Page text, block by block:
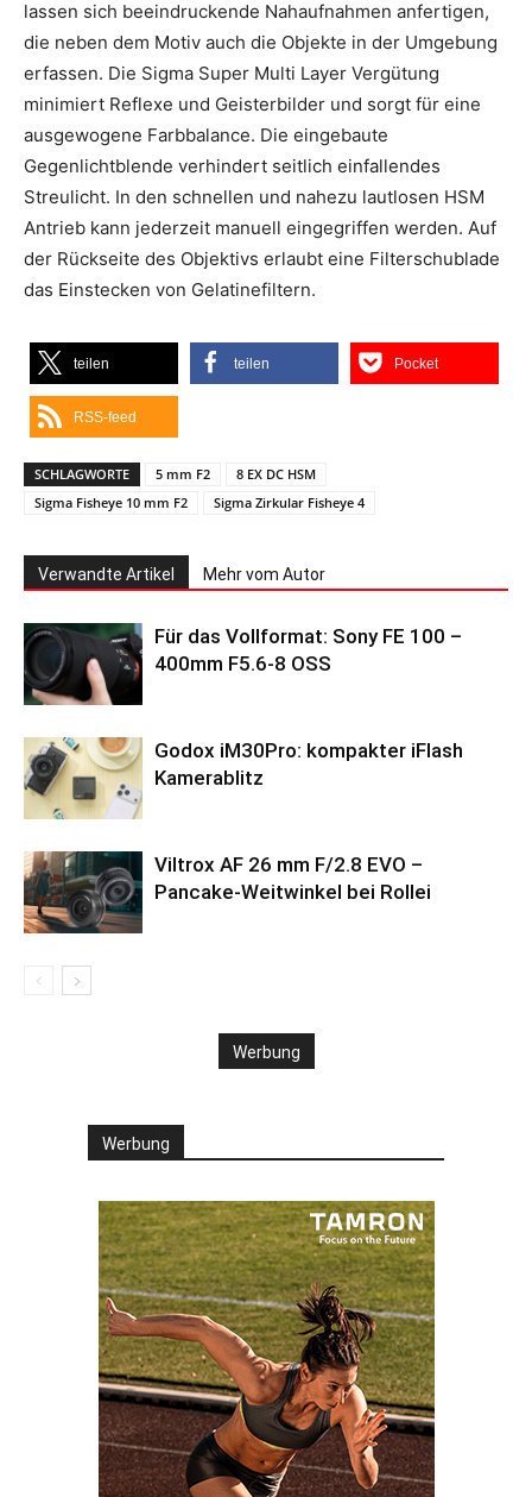
lassen sich beeindruckende Nahaufnahmen anfertigen,
die neben dem Motiv auch die Objekte in der Umgebung
erfassen. Die Sigma Super Multi Layer Vergütung
minimiert Reflexe und Geisterbilder und sorgt für eine
ausgewogene Farbbalance. Die eingebaute
Gegenlichtblende verhindert seitlich einfallendes
Streulicht. In den schnellen und nahezu lautlosen HSM
Antrieb kann jederzeit manuell eingegriffen werden. Auf
der Rückseite des Objektivs erlaubt eine Filterschublade
das Einstecken von Gelatinefiltern.
teilen teilen Pocket
RSS-feed
SCHLAGWORTE 5 mm F2
8 EX DC HSM
Sigma Fisheye 10 mm F2
Sigma Zirkular Fisheye 4
Verwandte Artikel Mehr vom Autor
Für das Vollformat: Sony FE 100 –
400mm F5.6-8 OSS
Godox iM30Pro: kompakter iFlash
Kamerablitz
Viltrox AF 26 mm F/2.8 EVO –
Pancake-Weitwinkel bei Rollei
Werbung
Werbung